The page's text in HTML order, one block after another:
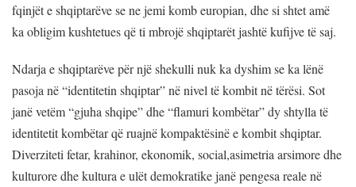
fqinjët e shqiptarëve se ne jemi komb europian, dhe si shtet amë
ka obligim kushtetues që ti mbrojë shqiptarët jashtë kufijve të saj.
Ndarja e shqiptarëve për një shekulli nuk ka dyshim se ka lënë
pasoja në “identitetin shqiptar” në nivel të kombit në tërësi. Sot
janë vetëm “gjuha shqipe” dhe “flamuri kombëtar” dy shtylla të
identitetit kombëtar që ruajnë kompaktësinë e kombit shqiptar.
Diverziteti fetar, krahinor, ekonomik, social,asimetria arsimore dhe
kulturore dhe kultura e ulët demokratike janë pengesa reale në